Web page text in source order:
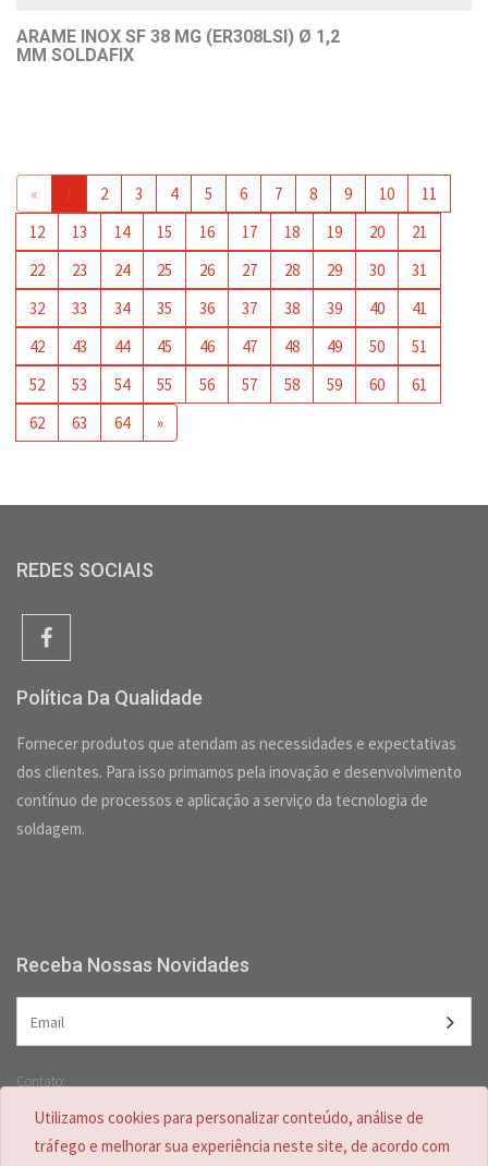
ARAME INOX SF 38 MG (ER308LSI) Ø 1,2
MM SOLDAFIX
« 2 3 4 5 6 7 8 9 10
11
12
13 14 15 16 17 18 19 20
21
22
23 24 25 26 27 28 29 30
31
32
33 34 35 36 37 38 39 40
41
42
43 44 45 46 47 48 49 50
51
52
53 54 55 56 57 58 59 60
61
62
63 64 »
REDES SOCIAIS
Política Da Qualidade
Fornecer produtos que atendam as necessidades e expectativas
dos clientes. Para isso primamos pela inovação e desenvolvimento
contínuo de processos e aplicação a serviço da tecnologia de
soldagem.
Receba Nossas Novidades
Contato:
(47) 99728-4635
Utilizamos cookies para personalizar conteúdo, análise de
tráfego e melhorar sua experiência neste site, de acordo com